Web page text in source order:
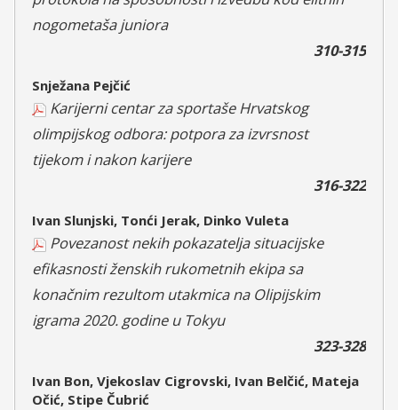
nogometaša juniora
310-315
Snježana Pejčić
Karijerni centar za sportaše Hrvatskog
olimpijskog odbora: potpora za izvrsnost
tijekom i nakon karijere
316-322
Ivan Slunjski, Tonći Jerak, Dinko Vuleta
Povezanost nekih pokazatelja situacijske
efikasnosti ženskih rukometnih ekipa sa
konačnim rezultom utakmica na Olipijskim
igrama 2020. godine u Tokyu
323-328
Ivan Bon, Vjekoslav Cigrovski, Ivan Belčić, Mateja
Očić, Stipe Čubrić